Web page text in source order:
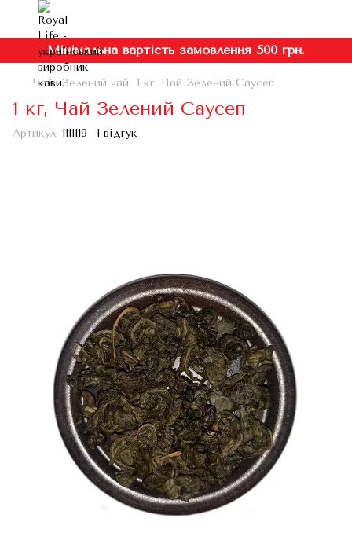
Мінімальна вартість замовлення 500 грн.
Чай Зелений чай 1 кг, Чай Зелений Саусеп
1 кг, Чай Зелений Саусеп
Артикул: 1111119 1 відгук